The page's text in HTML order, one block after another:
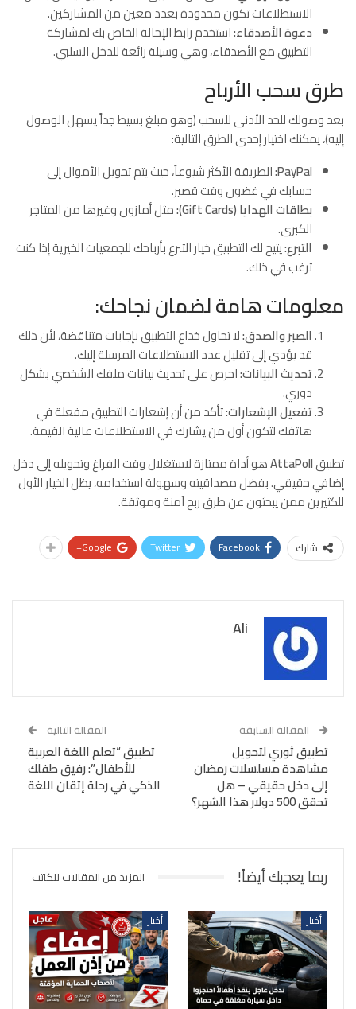
الاستطلاعات تكون محدودة بعدد معين من المشاركين.
دعوة الأصدقاء:استخدم رابط الإحالة الخاص بك لمشاركة
التطبيق مع الأصدقاء، وهي وسيلة رائعة للدخل السلبي.
طرق سحب الأرباح
بعد وصولك للحد الأدنى للسحب (وهو مبلغ بسيط جداً يسهل الوصول
إليه)، يمكنك اختيار إحدى الطرق التالية:
PayPal: الطريقة الأكثر شيوعاً، حيث يتم تحويل الأموال إلى
حسابك في غضون وقت قصير.
بطاقات الهدايا (Gift Cards):
مثل أمازون وغيرها من المتاجر
الكبرى.
التبرع:يتيح لك التطبيق خيار التبرع بأرباحك للجمعيات الخيرية إذا كنت
ترغب في ذلك.
معلومات هامة لضمان نجاحك:
الصبر والصدق:لا تحاول خداع التطبيق بإجابات متناقضة، لأن ذلك
قد يؤدي إلى تقليل عدد الاستطلاعات المرسلة إليك.
تحديث البيانات:احرص على تحديث بيانات ملفك الشخصي بشكل
دوري.
تفعيل الإشعارات:تأكد من أن إشعارات التطبيق مفعلة في
هاتفك لتكون أول من يشارك في الاستطلاعات عالية القيمة.
تطبيقAttaPollهو أداة ممتازة لاستغلال وقت الفراغ وتحويله إلى دخل
إضافي حقيقي. بفضل مصداقيته وسهولة استخدامه، يظل الخيار الأول
للكثيرين ممن يبحثون عن طرق ربح آمنة وموثقة.
شارك Facebook
Twitter
Google+
Ali
المقالة السابقة
تطبيق ثوري لتحويل
مشاهدة مسلسلات رمضان
إلى دخل حقيقي – هل
تحقق 500 دولار هذا الشهر؟
المقالة التالية
تطبيق “تعلم اللغة العربية
للأطفال”: رفيق طفلك
الذكي في رحلة إتقان اللغة
ربما يعجبك أيضاً! المزيد من المقالات للكاتب
أخبار أخبار